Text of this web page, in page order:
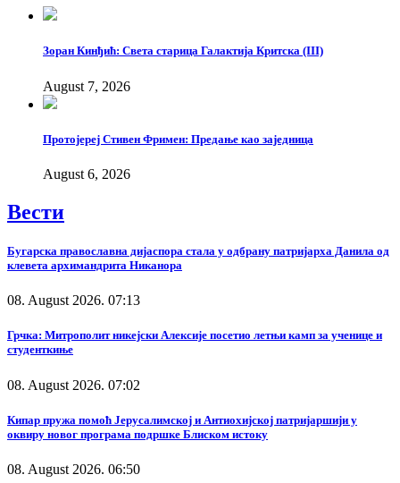
Зоран Кинђић: Света старица Галактија Критска (III)
August 7, 2026
Протојереј Стивен Фримен: Предање као заједница
August 6, 2026
Вести
Бугарска православна дијаспора стала у одбрану патријарха Данила од
клевета архимандрита Никанора
08. August 2026. 07:13
Грчка: Митрополит никејски Алексије посетио летњи камп за ученице и
студенткиње
08. August 2026. 07:02
Кипар пружа помоћ Јерусалимској и Антиохијској патријаршији у
оквиру новог програма подршке Блиском истоку
08. August 2026. 06:50